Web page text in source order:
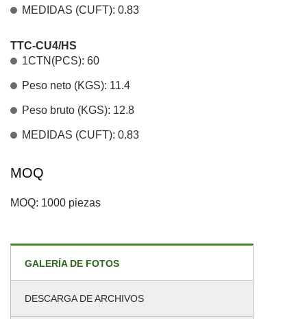
MEDIDAS (CUFT): 0.83
TTC-CU4/HS
1CTN(PCS): 60
Peso neto (KGS): 11.4
Peso bruto (KGS): 12.8
MEDIDAS (CUFT): 0.83
MOQ
MOQ: 1000 piezas
GALERÍA DE FOTOS
DESCARGA DE ARCHIVOS